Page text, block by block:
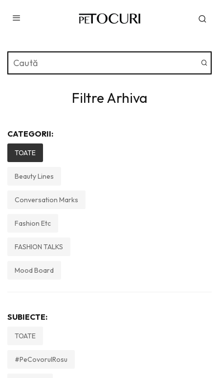
Filtre Arhiva
CATEGORII:
TOATE
Beauty Lines
Conversation Marks
Fashion Etc
FASHION TALKS
Mood Board
SUBIECTE:
TOATE
#PeCovorulRosu